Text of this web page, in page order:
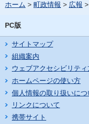
ホーム > 町政情報 > 広報 >
PC版
サイトマップ
組織案内
ウェブアクセシビリテ
ホームページの使い方
個人情報の取り扱いにつ
リンクについて
携帯サイト